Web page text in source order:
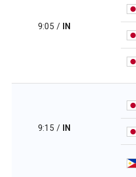
9:05 / IN
9:15 / IN